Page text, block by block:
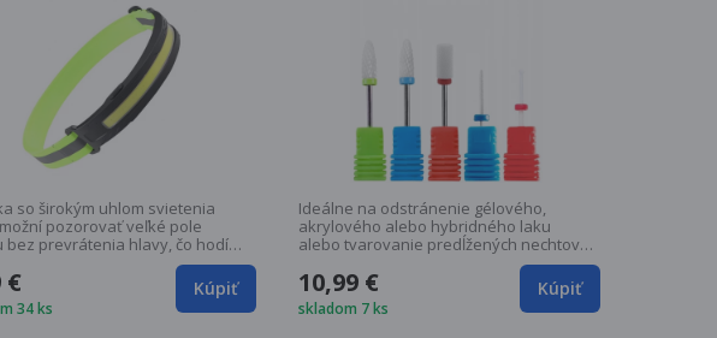
so širokým uhlom svietenia
pozorovať veľké pole
bez prevrátenia hlavy, čo hodí
€
34 ks
Kúpiť
Ideálne na odstránenie gélového,
akrylového alebo hybridného laku
alebo tvarovanie predĺžených nechtov.
10,99 €
skladom 7 ks
Kúpiť